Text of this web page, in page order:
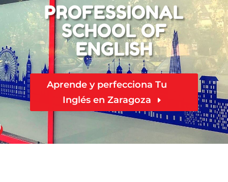
PROFESSIONAL
SCHOOL OF
ENGLISH
Aprende y perfecciona Tu
Inglés en Zaragoza